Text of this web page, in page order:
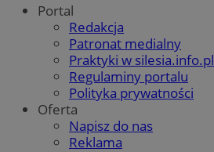
Portal
Redakcja
Patronat medialny
Praktyki w silesia.info.pl
Regulaminy portalu
Polityka prywatności
Oferta
Napisz do nas
Reklama